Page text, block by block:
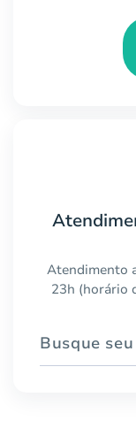
Atendimento
23h (horário
Busque